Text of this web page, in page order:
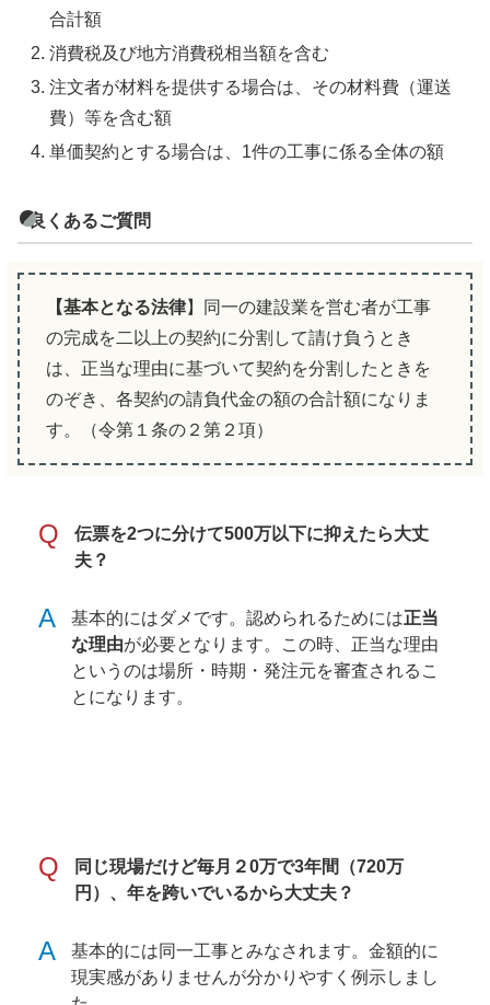
合計額
消費税及び地方消費税相当額を含む
注文者が材料を提供する場合は、その材料費（運送
費）等を含む額
単価契約とする場合は、1件の工事に係る全体の額
良くあるご質問
【基本となる法律】同一の建設業を営む者が工事
の完成を二以上の契約に分割して請け負うとき
は、正当な理由に基づいて契約を分割したときを
のぞき、各契約の請負代金の額の合計額になりま
す。（令第１条の２第２項）
Q
伝票を2つに分けて500万以下に抑えたら大丈
夫？
A 基本的にはダメです。認められるためには正当
な理由が必要となります。この時、正当な理由
というのは場所・時期・発注元を審査されるこ
とになります。
Q
同じ現場だけど毎月２0万で3年間（720万
円）、年を跨いでいるから大丈夫？
A
基本的には同一工事とみなされます。金額的に
現実感がありませんが分かりやすく例示しまし